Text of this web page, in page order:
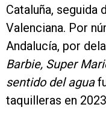
Cataluña, seguida
Valenciana. Por
Andalucía, por
Barbie, Super
sentido del agua
taquilleras en